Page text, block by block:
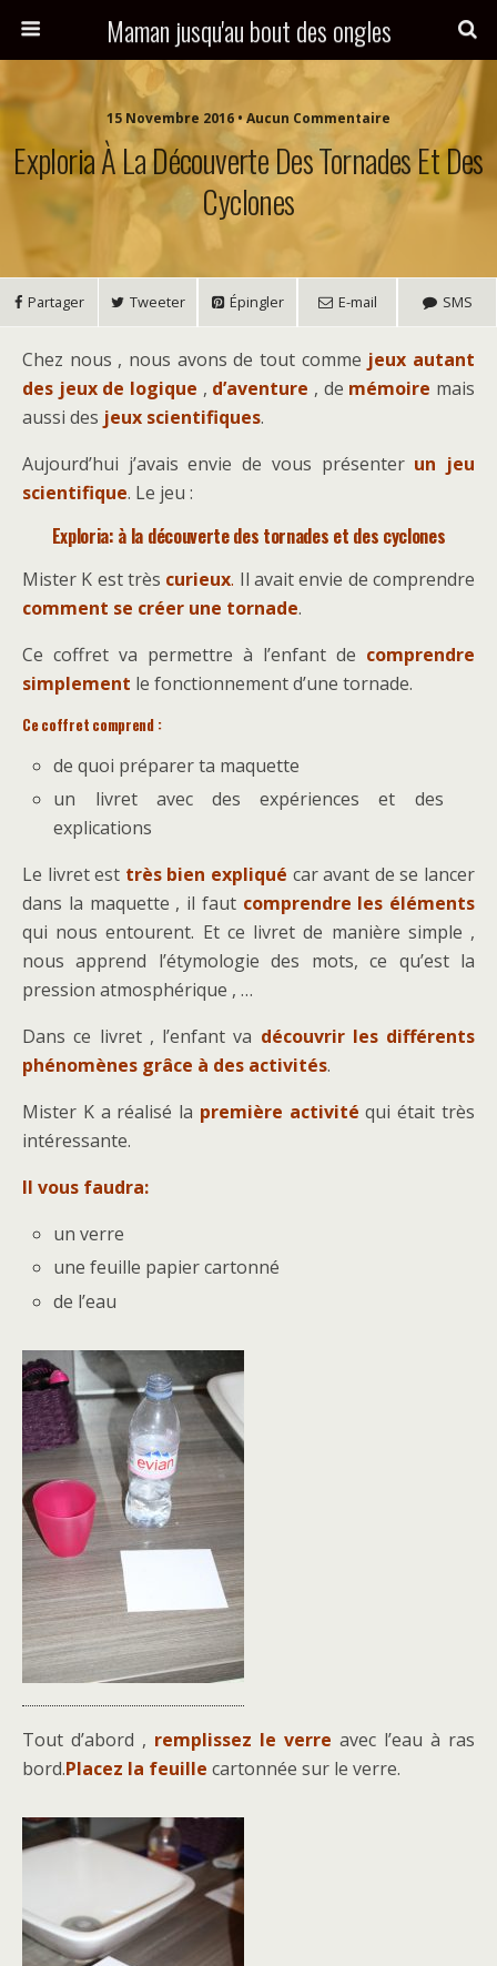
Maman jusqu'au bout des ongles
15 Novembre 2016 • Aucun Commentaire
Exploria À La Découverte Des Tornades Et Des
Cyclones
Partager Tweeter Épingler E-mail SMS
Chez nous , nous avons de tout comme jeux autant
des jeux de logique , d’aventure , de mémoire mais
aussi des jeux scientifiques.
Aujourd’hui j’avais envie de vous présenter un jeu
scientifique. Le jeu :
Exploria: à la découverte des tornades et des cyclones
Mister K est très curieux. Il avait envie de comprendre
comment se créer une tornade.
Ce coffret va permettre à l’enfant de comprendre
simplement le fonctionnement d’une tornade.
Ce coffret comprend :
de quoi préparer ta maquette
un livret avec des expériences et des
explications
Le livret est très bien expliqué car avant de se lancer
dans la maquette , il faut comprendre les éléments
qui nous entourent. Et ce livret de manière simple ,
nous apprend l’étymologie des mots, ce qu’est la
pression atmosphérique , …
Dans ce livret , l’enfant va découvrir les différents
phénomènes grâce à des activités.
Mister K a réalisé la première activité qui était très
intéressante.
Il vous faudra:
un verre
une feuille papier cartonné
de l’eau
Tout d’abord , remplissez le verre avec l’eau à ras
bord.Placez la feuille cartonnée sur le verre.